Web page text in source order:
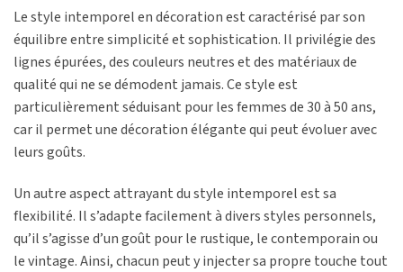
Le style intemporel en décoration est caractérisé par son
équilibre entre simplicité et sophistication. Il privilégie des
lignes épurées, des couleurs neutres et des matériaux de
qualité qui ne se démodent jamais. Ce style est
particulièrement séduisant pour les femmes de 30 à 50 ans,
car il permet une décoration élégante qui peut évoluer avec
leurs goûts.
Un autre aspect attrayant du style intemporel est sa
flexibilité. Il s’adapte facilement à divers styles personnels,
qu’il s’agisse d’un goût pour le rustique, le contemporain ou
le vintage. Ainsi, chacun peut y injecter sa propre touche tout